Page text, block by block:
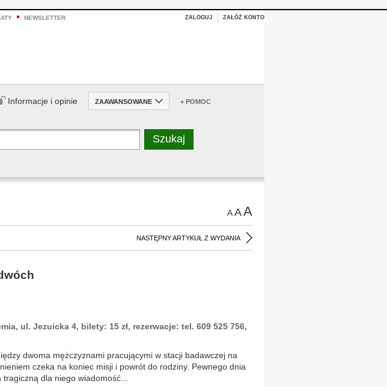
NEWSLETTER ZALOGUJ ZAŁÓŻ KONTO
Informacje i opinie ZAAWANSOWANE + POMOC
AAA
NASTĘPNY ARTYKUŁ Z WYDANIA
ul. Jezuicka 4, bilety: 15 zł, rezerwacje: tel. 609 525 756,
dwoma mężczyznami pracującymi w stacji badawczej na
czeka na koniec misji i powrót do rodziny. Pewnego dnia
dla niego wiadomość...